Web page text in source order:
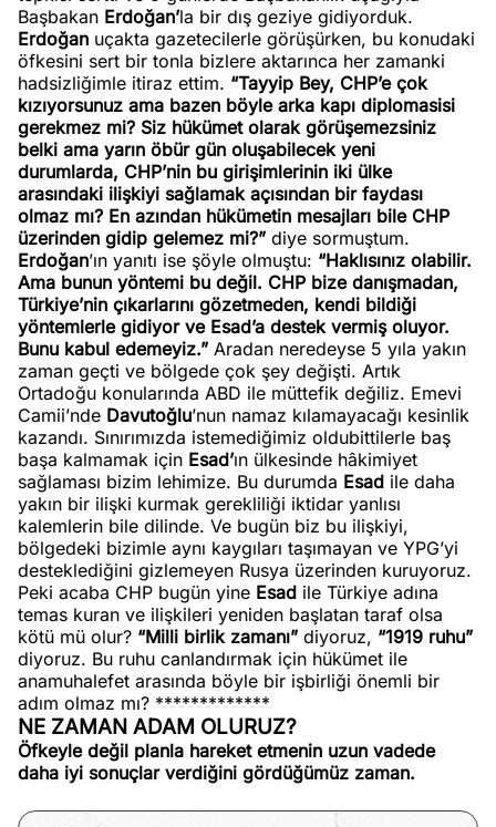
Başbakan Erdoğan’la bir dış geziye gidiyorduk.
Erdoğan uçakta gazetecilerle görüşürken, bu konudaki
öfkesini sert bir tonla bizlere aktarınca her zamanki
hadsizliğimle itiraz ettim. “Tayyip Bey, CHP’e çok
kızıyorsunuz ama bazen böyle arka kapı diplomasisi
gerekmez mi? Siz hükümet olarak görüşemezsiniz
belki ama yarın öbür gün oluşabilecek yeni
durumlarda, CHP’nin bu girişimlerinin iki ülke
arasındaki ilişkiyi sağlamak açısından bir faydası
olmaz mı? En azından hükümetin mesajları bile CHP
üzerinden gidip gelemez mi?” diye sormuştum.
Erdoğan’ın yanıtı ise şöyle olmuştu: “Haklısınız olabilir.
Ama bunun yöntemi bu değil. CHP bize danışmadan,
Türkiye’nin çıkarlarını gözetmeden, kendi bildiği
yöntemlerle gidiyor ve Esad’a destek vermiş oluyor.
Bunu kabul edemeyiz.” Aradan neredeyse 5 yıla yakın
zaman geçti ve bölgede çok şey değişti. Artık
Ortadoğu konularında ABD ile müttefik değiliz. Emevi
Camii’nde Davutoğlu’nun namaz kılamayacağı kesinlik
kazandı. Sınırımızda istemediğimiz oldubittilerle baş
başa kalmamak için Esad’ın ülkesinde hâkimiyet
sağlaması bizim lehimize. Bu durumda Esad ile daha
yakın bir ilişki kurmak gerekliliği iktidar yanlısı
kalemlerin bile dilinde. Ve bugün biz bu ilişkiyi,
bölgedeki bizimle aynı kaygıları taşımayan ve YPG’yi
desteklediğini gizlemeyen Rusya üzerinden kuruyoruz.
Peki acaba CHP bugün yine Esad ile Türkiye adına
temas kuran ve ilişkileri yeniden başlatan taraf olsa
kötü mü olur? “Milli birlik zamanı” diyoruz, “1919 ruhu”
diyoruz. Bu ruhu canlandırmak için hükümet ile
anamuhalefet arasında böyle bir işbirliği önemli bir
adım olmaz mı? *************
NE ZAMAN ADAM OLURUZ?
Öfkeyle değil planla hareket etmenin uzun vadede
daha iyi sonuçlar verdiğini gördüğümüz zaman.